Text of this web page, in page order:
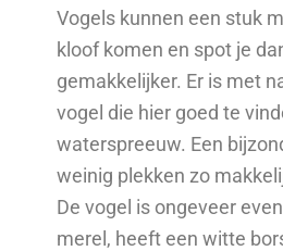
Vogels kunnen een stuk
kloof komen en spot je
gemakkelijker. Er is met
vogel die hier goed te
waterspreeuw. Een
weinig plekken zo
De vogel is ongeveer
merel, heeft een witte